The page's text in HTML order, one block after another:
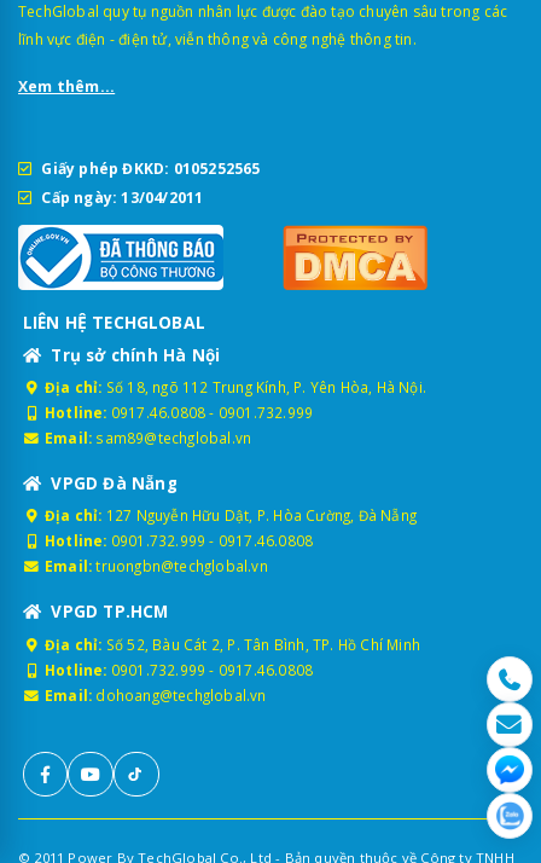
TechGlobal quy tụ nguồn nhân lực được đào tạo chuyên sâu trong các
lĩnh vực điện - điện tử, viễn thông và công nghệ thông tin.
Xem thêm...
Giấy phép ĐKKD: 0105252565
Cấp ngày: 13/04/2011
LIÊN HỆ TECHGLOBAL
Trụ sở chính Hà Nội
Địa chỉ: Số 18, ngõ 112 Trung Kính, P. Yên Hòa, Hà Nội.
Hotline: 0917.46.0808- 0901.732.999
Email: sam89@techglobal.vn
VPGD Đà Nẵng
Địa chỉ: 127 Nguyễn Hữu Dật, P. Hòa Cường, Đà Nẵng
Hotline: 0901.732.999 - 0917.46.0808
Email: truongbn@techglobal.vn
VPGD TP.HCM
Địa chỉ: Số 52, Bàu Cát 2, P. Tân Bình, TP. Hồ Chí Minh
Hotline: 0901.732.999 - 0917.46.0808
Email: dohoang@techglobal.vn
© 2011 Power By TechGlobal Co., Ltd - Bản quyền thuộc về Công ty TNHH